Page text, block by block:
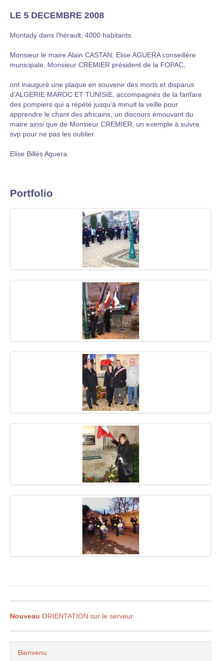
LE 5 DECEMBRE 2008
Montady dans l’hérault, 4000 habitants
Monsieur le maire Alain CASTAN, Elise AGUERA conseillère
municipale, Monsieur CREMIER président de la FOPAC,
ont inauguré une plaque en souvenir des morts et disparus
d’ALGERIE MAROC ET TUNISIE, accompagnés de la fanfare
des pompiers qui a répété jusqu’à minuit la veille pour
apprendre le chant des africains, un discours émouvant du
maire ainsi que de Monsieur CREMIER, un exemple à suivre
svp pour ne pas les oublier.
Elise Billès Aguera
Portfolio
Nouveau ORIENTATION sur le serveur
Bienvenu